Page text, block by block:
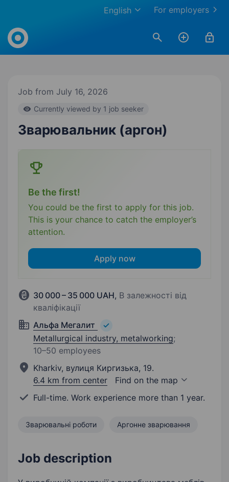
For employers
English
Work.ua
Job from July 16, 2026
Currently viewed by 1 job seeker
Зварювальник (аргон)
Be the first!
You could be the first to apply for this job.
This is your chance to catch the employer’s
attention.
Apply now
30 000 – 35 000 UAH, В залежності від
кваліфікації
Альфа Мегалит
Metallurgical industry, metalworking;
10–50 employees
Kharkiv, вулиця Киргизька, 19.
6.4 km from center
Find on the map
Full-time. Work experience more than 1 year.
Зварювальні роботи Аргонне зварювання
Job description